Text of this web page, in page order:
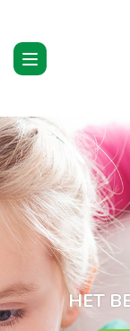
Toggle
navigation
HET